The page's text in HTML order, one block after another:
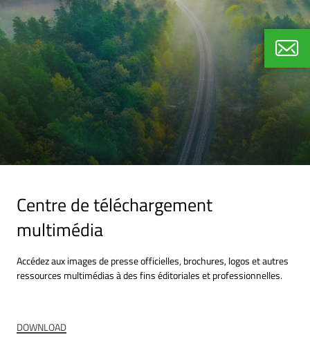
Centre de téléchargement
multimédia
Accédez aux images de presse officielles, brochures, logos et autres
ressources multimédias à des fins éditoriales et professionnelles.
DOWNLOAD
+49